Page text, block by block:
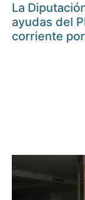
La
ayudas del
corriente